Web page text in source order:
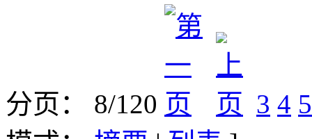
分页： 8/120 3 4 5